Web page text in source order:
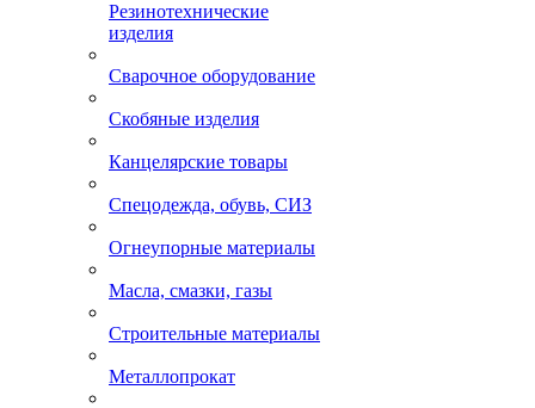
Резинотехнические
изделия
Сварочное оборудование
Скобяные изделия
Канцелярские товары
Спецодежда, обувь, СИЗ
Огнеупорные материалы
Масла, смазки, газы
Строительные материалы
Металлопрокат